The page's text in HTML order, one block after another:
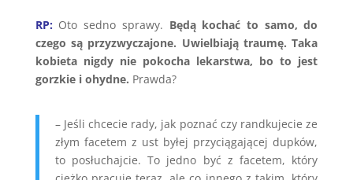
RP: Oto sedno sprawy. Będą kochać to samo, do
czego są przyzwyczajone. Uwielbiają traumę. Taka
kobieta nigdy nie pokocha lekarstwa, bo to jest
gorzkie i ohydne. Prawda?
– Jeśli chcecie rady, jak poznać czy randkujecie ze
złym facetem z ust byłej przyciągającej dupków,
to posłuchajcie. To jedno być z facetem, który